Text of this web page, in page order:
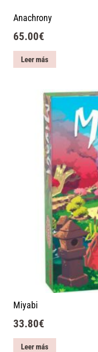
Anachrony
65.00€
Leer más
Miyabi
33.80€
Leer más